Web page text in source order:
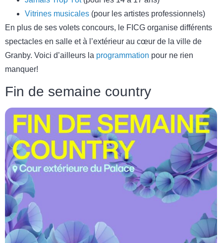
Vitrines musicales (pour les artistes professionnels)
En plus de ses volets concours, le FICG organise différents
spectacles en salle et à l’extérieur au cœur de la ville de
Granby. Voici d’ailleurs la programmation pour ne rien
manquer!
Fin de semaine country